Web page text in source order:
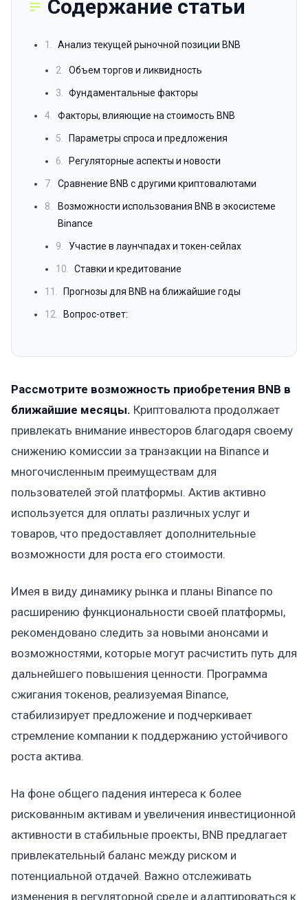
Содержание статьи
1. Анализ текущей рыночной позиции BNB
2. Объем торгов и ликвидность
3. Фундаментальные факторы
4. Факторы, влияющие на стоимость BNB
5. Параметры спроса и предложения
6. Регуляторные аспекты и новости
7. Сравнение BNB с другими криптовалютами
8.
Возможности использования BNB в экосистеме
Binance
9. Участие в лаунчпадах и токен-сейлах
10. Ставки и кредитование
11. Прогнозы для BNB на ближайшие годы
12. Вопрос-ответ:
Рассмотрите возможность приобретения BNB в
ближайшие месяцы. Криптовалюта продолжает
привлекать внимание инвесторов благодаря своему
снижению комиссии за транзакции на Binance и
многочисленным преимуществам для
пользователей этой платформы. Актив активно
используется для оплаты различных услуг и
товаров, что предоставляет дополнительные
возможности для роста его стоимости.
Имея в виду динамику рынка и планы Binance по
расширению функциональности своей платформы,
рекомендовано следить за новыми анонсами и
возможностями, которые могут расчистить путь для
дальнейшего повышения ценности. Программа
сжигания токенов, реализуемая Binance,
стабилизирует предложение и подчеркивает
стремление компании к поддержанию устойчивого
роста актива.
На фоне общего падения интереса к более
рискованным активам и увеличения инвестиционной
активности в стабильные проекты, BNB предлагает
привлекательный баланс между риском и
потенциальной отдачей. Важно отслеживать
изменения в регуляторной среде и адаптироваться к